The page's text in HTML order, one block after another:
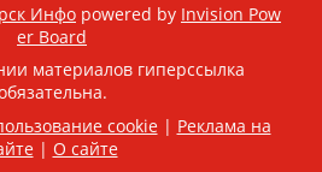
Инфо powered by Invision Pow
er Board
материалов гиперссылка
cookie| Реклама на
| О сайте